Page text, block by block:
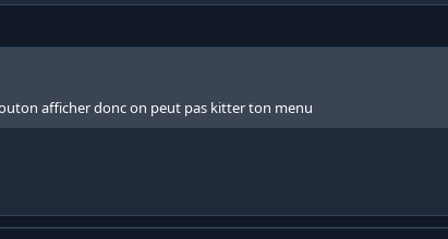
afficher donc on peut pas kitter ton menu